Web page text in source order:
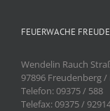
FEUERWACHE
Wendelin Rauch
97896 Freudenberg /
Telefon: 09375 / 588
Telefax: 09375 /